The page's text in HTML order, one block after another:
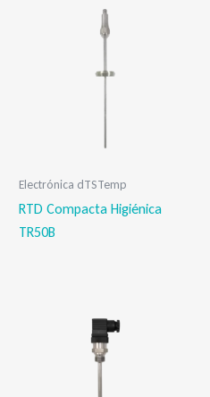
Electrónica dTSTemp
RTD Compacta Higiénica
TR50B